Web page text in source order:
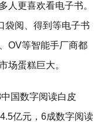
人更喜欢看电子书。
袋阅、得到等电子书
OV等智能手厂商都
场蛋糕巨大。
国数字阅读白皮
亿元，6成数字阅读